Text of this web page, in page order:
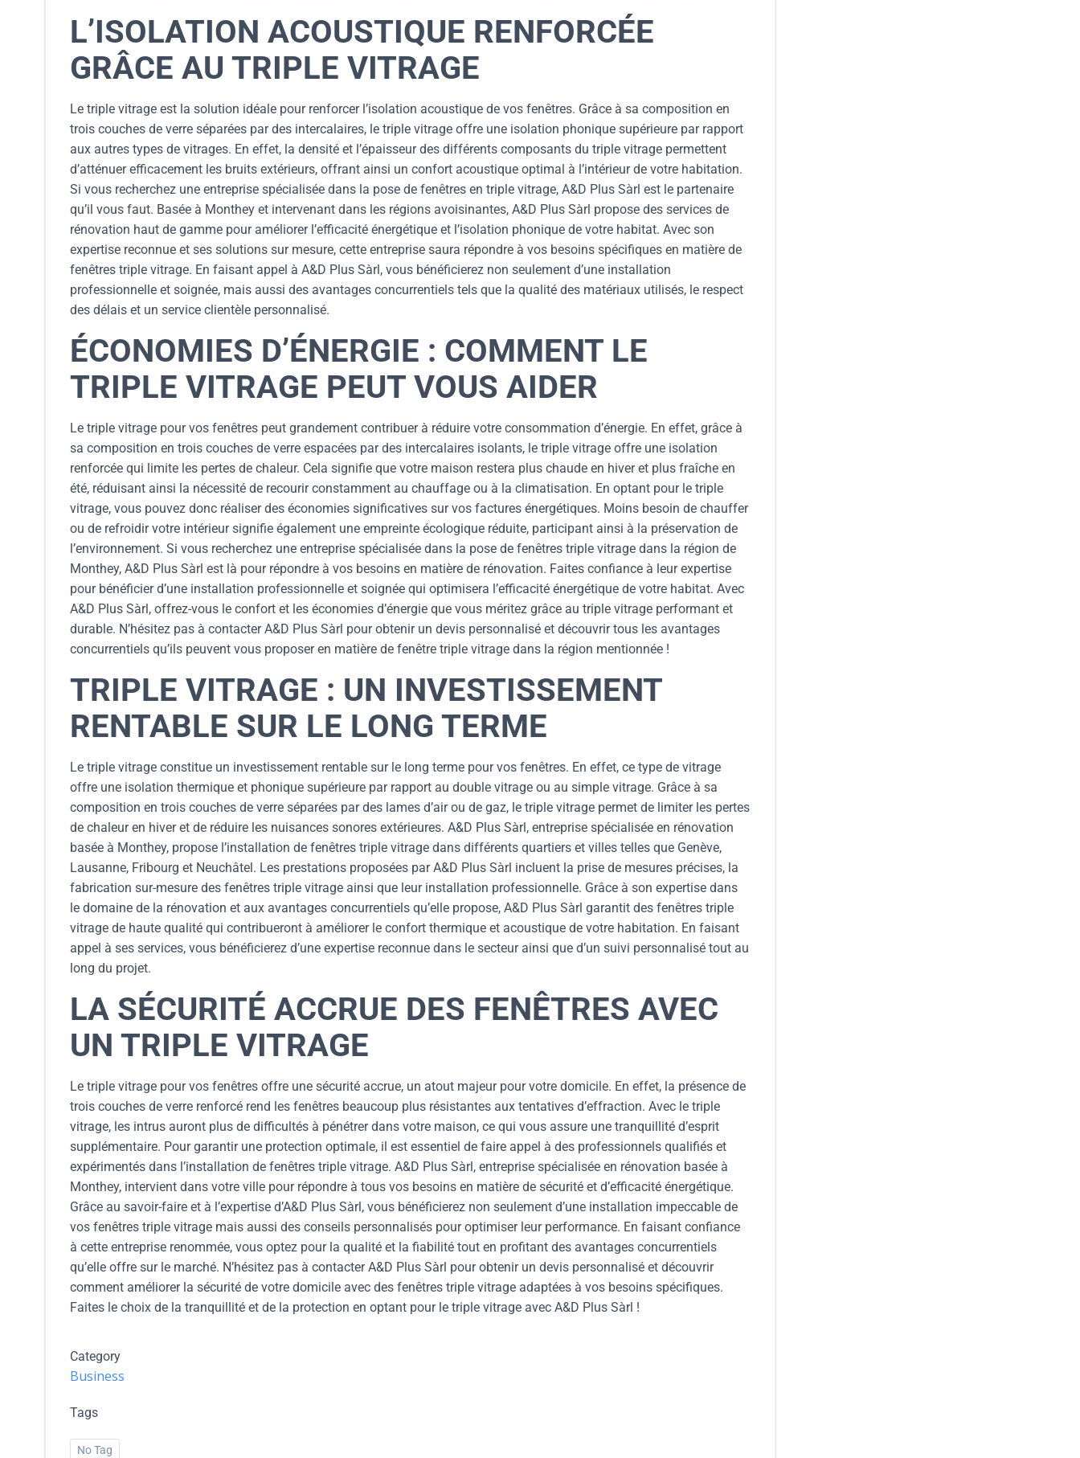
L’ISOLATION ACOUSTIQUE RENFORCÉE
GRÂCE AU TRIPLE VITRAGE
Le triple vitrage est la solution idéale pour renforcer l’isolation acoustique de vos fenêtres. Grâce à sa composition en
trois couches de verre séparées par des intercalaires, le triple vitrage offre une isolation phonique supérieure par rapport
aux autres types de vitrages. En effet, la densité et l’épaisseur des différents composants du triple vitrage permettent
d’atténuer efficacement les bruits extérieurs, offrant ainsi un confort acoustique optimal à l’intérieur de votre habitation.
Si vous recherchez une entreprise spécialisée dans la pose de fenêtres en triple vitrage, A&D Plus Sàrl est le partenaire
qu’il vous faut. Basée à Monthey et intervenant dans les régions avoisinantes, A&D Plus Sàrl propose des services de
rénovation haut de gamme pour améliorer l’efficacité énergétique et l’isolation phonique de votre habitat. Avec son
expertise reconnue et ses solutions sur mesure, cette entreprise saura répondre à vos besoins spécifiques en matière de
fenêtres triple vitrage. En faisant appel à A&D Plus Sàrl, vous bénéficierez non seulement d’une installation
professionnelle et soignée, mais aussi des avantages concurrentiels tels que la qualité des matériaux utilisés, le respect
des délais et un service clientèle personnalisé.
ÉCONOMIES D’ÉNERGIE : COMMENT LE
TRIPLE VITRAGE PEUT VOUS AIDER
Le triple vitrage pour vos fenêtres peut grandement contribuer à réduire votre consommation d’énergie. En effet, grâce à
sa composition en trois couches de verre espacées par des intercalaires isolants, le triple vitrage offre une isolation
renforcée qui limite les pertes de chaleur. Cela signifie que votre maison restera plus chaude en hiver et plus fraîche en
été, réduisant ainsi la nécessité de recourir constamment au chauffage ou à la climatisation. En optant pour le triple
vitrage, vous pouvez donc réaliser des économies significatives sur vos factures énergétiques. Moins besoin de chauffer
ou de refroidir votre intérieur signifie également une empreinte écologique réduite, participant ainsi à la préservation de
l’environnement. Si vous recherchez une entreprise spécialisée dans la pose de fenêtres triple vitrage dans la région de
Monthey, A&D Plus Sàrl est là pour répondre à vos besoins en matière de rénovation. Faites confiance à leur expertise
pour bénéficier d’une installation professionnelle et soignée qui optimisera l’efficacité énergétique de votre habitat. Avec
A&D Plus Sàrl, offrez-vous le confort et les économies d’énergie que vous méritez grâce au triple vitrage performant et
durable. N’hésitez pas à contacter A&D Plus Sàrl pour obtenir un devis personnalisé et découvrir tous les avantages
concurrentiels qu’ils peuvent vous proposer en matière de fenêtre triple vitrage dans la région mentionnée !
TRIPLE VITRAGE : UN INVESTISSEMENT
RENTABLE SUR LE LONG TERME
Le triple vitrage constitue un investissement rentable sur le long terme pour vos fenêtres. En effet, ce type de vitrage
offre une isolation thermique et phonique supérieure par rapport au double vitrage ou au simple vitrage. Grâce à sa
composition en trois couches de verre séparées par des lames d’air ou de gaz, le triple vitrage permet de limiter les pertes
de chaleur en hiver et de réduire les nuisances sonores extérieures. A&D Plus Sàrl, entreprise spécialisée en rénovation
basée à Monthey, propose l’installation de fenêtres triple vitrage dans différents quartiers et villes telles que Genève,
Lausanne, Fribourg et Neuchâtel. Les prestations proposées par A&D Plus Sàrl incluent la prise de mesures précises, la
fabrication sur-mesure des fenêtres triple vitrage ainsi que leur installation professionnelle. Grâce à son expertise dans
le domaine de la rénovation et aux avantages concurrentiels qu’elle propose, A&D Plus Sàrl garantit des fenêtres triple
vitrage de haute qualité qui contribueront à améliorer le confort thermique et acoustique de votre habitation. En faisant
appel à ses services, vous bénéficierez d’une expertise reconnue dans le secteur ainsi que d’un suivi personnalisé tout au
long du projet.
LA SÉCURITÉ ACCRUE DES FENÊTRES AVEC
UN TRIPLE VITRAGE
Le triple vitrage pour vos fenêtres offre une sécurité accrue, un atout majeur pour votre domicile. En effet, la présence de
trois couches de verre renforcé rend les fenêtres beaucoup plus résistantes aux tentatives d’effraction. Avec le triple
vitrage, les intrus auront plus de difficultés à pénétrer dans votre maison, ce qui vous assure une tranquillité d’esprit
supplémentaire. Pour garantir une protection optimale, il est essentiel de faire appel à des professionnels qualifiés et
expérimentés dans l’installation de fenêtres triple vitrage. A&D Plus Sàrl, entreprise spécialisée en rénovation basée à
Monthey, intervient dans votre ville pour répondre à tous vos besoins en matière de sécurité et d’efficacité énergétique.
Grâce au savoir-faire et à l’expertise d’A&D Plus Sàrl, vous bénéficierez non seulement d’une installation impeccable de
vos fenêtres triple vitrage mais aussi des conseils personnalisés pour optimiser leur performance. En faisant confiance
à cette entreprise renommée, vous optez pour la qualité et la fiabilité tout en profitant des avantages concurrentiels
qu’elle offre sur le marché. N’hésitez pas à contacter A&D Plus Sàrl pour obtenir un devis personnalisé et découvrir
comment améliorer la sécurité de votre domicile avec des fenêtres triple vitrage adaptées à vos besoins spécifiques.
Faites le choix de la tranquillité et de la protection en optant pour le triple vitrage avec A&D Plus Sàrl !
Category
Business
Tags
No Tag